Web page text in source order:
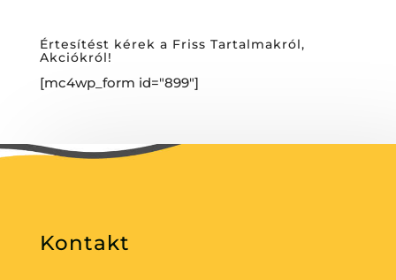
Értesítést kérek a Friss Tartalmakról,
Akciókról!
[mc4wp_form id="899"]
Kontakt